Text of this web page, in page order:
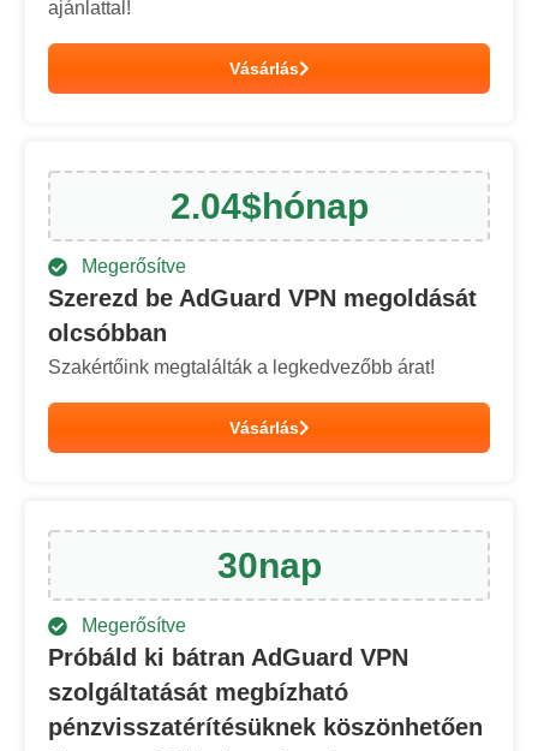
ajánlattal!
Vásárlás
2.04$hónap
Megerősítve
Szerezd be AdGuard VPN megoldását
olcsóbban
Szakértőink megtalálták a legkedvezőbb árat!
Vásárlás
30nap
Megerősítve
Próbáld ki bátran AdGuard VPN
szolgáltatását megbízható
pénzvisszatérítésüknek köszönhetően